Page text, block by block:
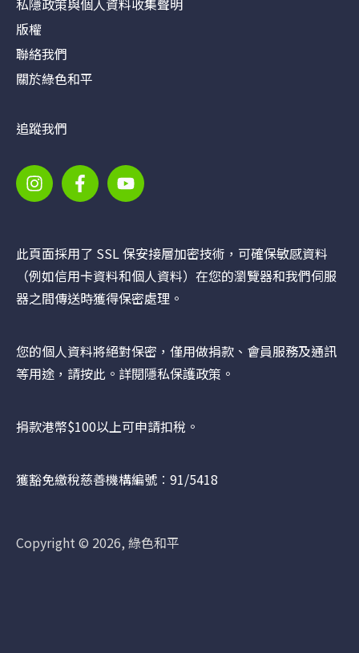
版權
聯絡我們
關於綠色和平
追蹤我們
此頁面採用了 SSL 保安接層加密技術，可確保敏感資料
（例如信用卡資料和個人資料）在您的瀏覽器和我們伺服
器之間傳送時獲得保密處理。
您的個人資料將絕對保密，僅用做捐款、會員服務及通訊
等用途，請按此 。詳閱隱私保護政策。
捐款港幣$100以上可申請扣稅。
獲豁免繳稅慈善機構編號︰91/5418
Copyright © 2026, 綠色和平